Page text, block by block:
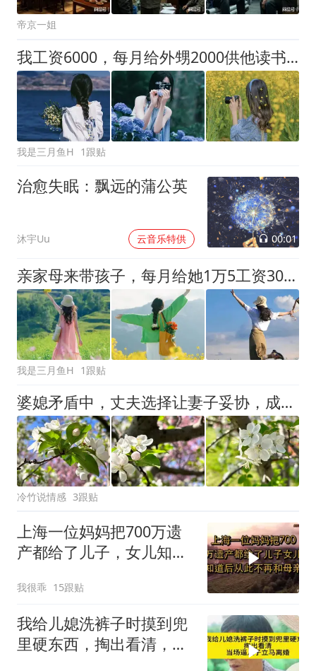
帝京一姐
我工资6000，每月给外甥2000供他读书，我姐还让我供外甥的女朋友
我是三月鱼H 1跟贴
治愈失眠：飘远的蒲公英
沐宇Uu 云音乐特供 00:01
亲家母来带孩子，每月给她1万5工资3000买菜，她却让我们吃烂菜叶
我是三月鱼H 1跟贴
婆媳矛盾中，丈夫选择让妻子妥协，成全他孝心的3种心理
冷竹说情感 3跟贴
上海一位妈妈把700万遗
产都给了儿子，女儿知道
我很乖 15跟贴
我给儿媳洗裤子时摸到兜
里硬东西，掏出看清，当